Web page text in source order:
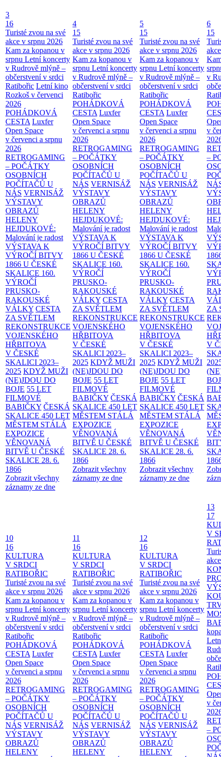
3
16
Turisté zvou na své
akce v srpnu 2026
Kam za kopanou v
srpnu Letní koncerty
v Rudrově mlýně –
občerstvení v srdci
Ratibořic Letní kino
Rozkoš v červenci
2026
POHÁDKOVÁ
CESTA Luxfer
Open Space
v červenci a srpnu
2026
RETROGAMING
– POČÁTKY
OSOBNÍCH
POČÍTAČŮ U
NÁS VERNISÁŽ
VÝSTAVY
OBRAZŮ
HELENY
HEJDUKOVÉ:
Malování je radost
VÝSTAVA K
VÝROČÍ BITVY
1866 U ČESKÉ
SKALICE 160.
VÝROČÍ
PRUSKO-
RAKOUSKÉ
VÁLKY CESTA
ZA SVĚTLEM
REKONSTRUKCE
VOJENSKÉHO
HŘBITOVA
V ČESKÉ
SKALICI 2023–
2025 KDYŽ MUŽI
(NE)JDOU DO
BOJE 55 LET
FILMOVÉ
BABIČKY ČESKÁ
SKALICE 450 LET
MĚSTEM STÁLÁ
EXPOZICE
VĚNOVANÁ
BITVĚ U ČESKÉ
SKALICE 28. 6.
1866
Zobrazit všechny
záznamy ze dne
4
15
Turisté zvou na své
akce v srpnu 2026
Kam za kopanou v
srpnu Letní koncerty
v Rudrově mlýně –
občerstvení v srdci
Ratibořic
POHÁDKOVÁ
CESTA Luxfer
Open Space
v červenci a srpnu
2026
RETROGAMING
– POČÁTKY
OSOBNÍCH
POČÍTAČŮ U
NÁS VERNISÁŽ
VÝSTAVY
OBRAZŮ
HELENY
HEJDUKOVÉ:
Malování je radost
VÝSTAVA K
VÝROČÍ BITVY
1866 U ČESKÉ
SKALICE 160.
VÝROČÍ
PRUSKO-
RAKOUSKÉ
VÁLKY CESTA
ZA SVĚTLEM
REKONSTRUKCE
VOJENSKÉHO
HŘBITOVA
V ČESKÉ
SKALICI 2023–
2025 KDYŽ MUŽI
(NE)JDOU DO
BOJE 55 LET
FILMOVÉ
BABIČKY ČESKÁ
SKALICE 450 LET
MĚSTEM STÁLÁ
EXPOZICE
VĚNOVANÁ
BITVĚ U ČESKÉ
SKALICE 28. 6.
1866
Zobrazit všechny
záznamy ze dne
5
15
Turisté zvou na své
akce v srpnu 2026
Kam za kopanou v
srpnu Letní koncerty
v Rudrově mlýně –
občerstvení v srdci
Ratibořic
POHÁDKOVÁ
CESTA Luxfer
Open Space
v červenci a srpnu
2026
RETROGAMING
– POČÁTKY
OSOBNÍCH
POČÍTAČŮ U
NÁS VERNISÁŽ
VÝSTAVY
OBRAZŮ
HELENY
HEJDUKOVÉ:
Malování je radost
VÝSTAVA K
VÝROČÍ BITVY
1866 U ČESKÉ
SKALICE 160.
VÝROČÍ
PRUSKO-
RAKOUSKÉ
VÁLKY CESTA
ZA SVĚTLEM
REKONSTRUKCE
VOJENSKÉHO
HŘBITOVA
V ČESKÉ
SKALICI 2023–
2025 KDYŽ MUŽI
(NE)JDOU DO
BOJE 55 LET
FILMOVÉ
BABIČKY ČESKÁ
SKALICE 450 LET
MĚSTEM STÁLÁ
EXPOZICE
VĚNOVANÁ
BITVĚ U ČESKÉ
SKALICE 28. 6.
1866
Zobrazit všechny
záznamy ze dne
6
15
v
v
–
ZA
V
10
16
KULTURA
V SRDCI
RATIBOŘIC
Turisté zvou na své
akce v srpnu 2026
Kam za kopanou v
srpnu Letní koncerty
v Rudrově mlýně –
občerstvení v srdci
Ratibořic
POHÁDKOVÁ
CESTA Luxfer
Open Space
v červenci a srpnu
2026
RETROGAMING
– POČÁTKY
OSOBNÍCH
POČÍTAČŮ U
NÁS VERNISÁŽ
VÝSTAVY
OBRAZŮ
HELENY
11
16
KULTURA
V SRDCI
RATIBOŘIC
Turisté zvou na své
akce v srpnu 2026
Kam za kopanou v
srpnu Letní koncerty
v Rudrově mlýně –
občerstvení v srdci
Ratibořic
POHÁDKOVÁ
CESTA Luxfer
Open Space
v červenci a srpnu
2026
RETROGAMING
– POČÁTKY
OSOBNÍCH
POČÍTAČŮ U
NÁS VERNISÁŽ
VÝSTAVY
OBRAZŮ
HELENY
12
16
KULTURA
V SRDCI
RATIBOŘIC
Turisté zvou na své
akce v srpnu 2026
Kam za kopanou v
srpnu Letní koncerty
v Rudrově mlýně –
občerstvení v srdci
Ratibořic
POHÁDKOVÁ
CESTA Luxfer
Open Space
v červenci a srpnu
2026
RETROGAMING
– POČÁTKY
OSOBNÍCH
POČÍTAČŮ U
NÁS VERNISÁŽ
VÝSTAVY
OBRAZŮ
HELENY
13
17
V
v
–